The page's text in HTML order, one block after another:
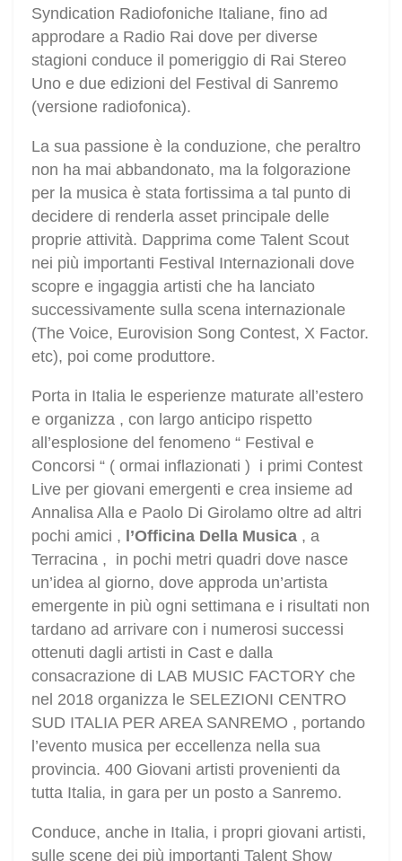
Syndication Radiofoniche Italiane, fino ad
approdare a Radio Rai dove per diverse
stagioni conduce il pomeriggio di Rai Stereo
Uno e due edizioni del Festival di Sanremo
(versione radiofonica).
La sua passione è la conduzione, che peraltro
non ha mai abbandonato, ma la folgorazione
per la musica è stata fortissima a tal punto di
decidere di renderla asset principale delle
proprie attività. Dapprima come Talent Scout
nei più importanti Festival Internazionali dove
scopre e ingaggia artisti che ha lanciato
successivamente sulla scena internazionale
(The Voice, Eurovision Song Contest, X Factor.
etc), poi come produttore.
Porta in Italia le esperienze maturate all’estero
e organizza , con largo anticipo rispetto
all’esplosione del fenomeno “ Festival e
Concorsi “ ( ormai inflazionati ) i primi Contest
Live per giovani emergenti e crea insieme ad
Annalisa Alla e Paolo Di Girolamo oltre ad altri
pochi amici , l’Officina Della Musica , a
Terracina , in pochi metri quadri dove nasce
un’idea al giorno, dove approda un’artista
emergente in più ogni settimana e i risultati non
tardano ad arrivare con i numerosi successi
ottenuti dagli artisti in Cast e dalla
consacrazione di LAB MUSIC FACTORY che
nel 2018 organizza le SELEZIONI CENTRO
SUD ITALIA PER AREA SANREMO , portando
l’evento musica per eccellenza nella sua
provincia. 400 Giovani artisti provenienti da
tutta Italia, in gara per un posto a Sanremo.
Conduce, anche in Italia, i propri giovani artisti,
sulle scene dei più importanti Talent Show